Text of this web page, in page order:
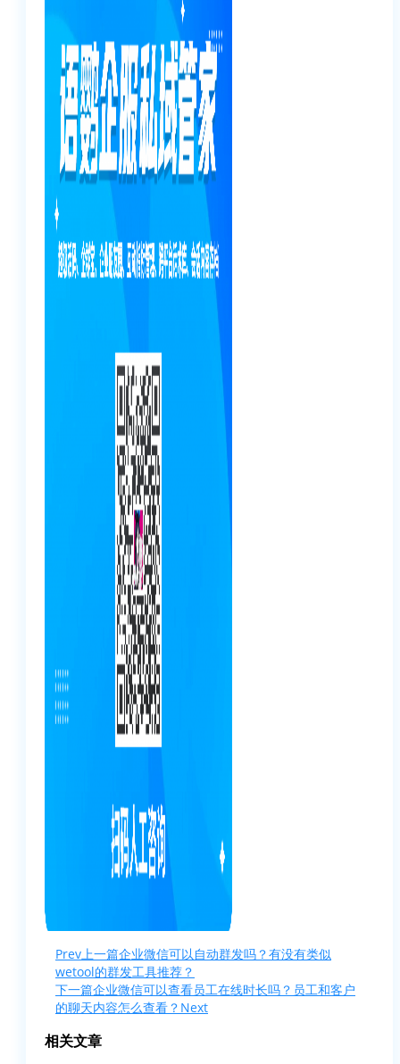
Prev上一篇企业微信可以自动群发吗？有没有类似
wetool的群发工具推荐？
下一篇企业微信可以查看员工在线时长吗？员工和客户
的聊天内容怎么查看？ Next
相关文章